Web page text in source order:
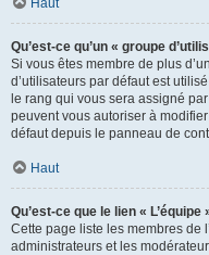
Haut
Qu’est-ce qu’un « groupe
Si vous êtes membre de plus
d’utilisateurs par défaut est
le rang qui vous sera assigné
peuvent vous autoriser à
défaut depuis le panneau de
Haut
Qu’est-ce que le lien « L’équipe
Cette page liste les membres de
administrateurs et les